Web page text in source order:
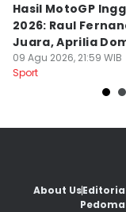
Hasil MotoGP
2026: Raul
Juara, Aprilia
09 Agu 2026, 21:59 WIB
Sport
About Us